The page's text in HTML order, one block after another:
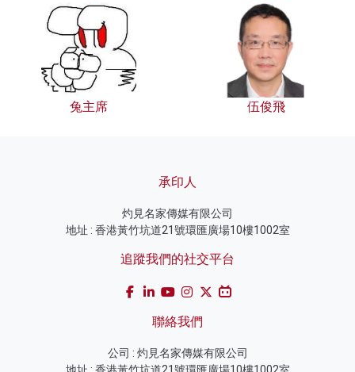
兔主席 伍俊飛
承印人
灼見名家傳媒有限公司
地址 : 香港黃竹坑道21號環匯廣場10樓1002室
追蹤我們的社交平台
聯絡我們
公司 : 灼見名家傳媒有限公司
地址 : 香港黃竹坑道21號環匯廣場10樓1002室